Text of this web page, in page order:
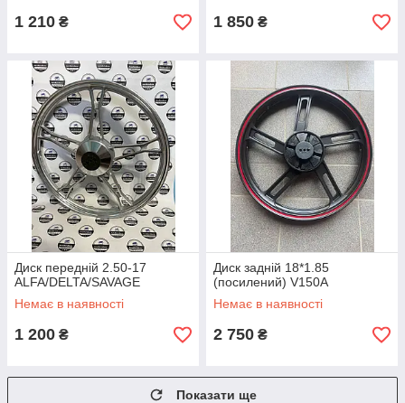
1 210 ₴ 1 850 ₴
Диск передній 2.50-17
ALFA/DELTA/SAVAGE
Немає в наявності
1 200 ₴
Диск задній 18*1.85
(посилений) V150A
Немає в наявності
2 750 ₴
Показати ще